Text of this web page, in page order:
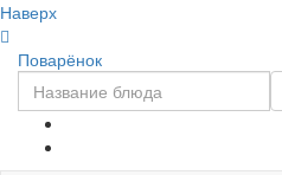
Наверх
Поварёнок